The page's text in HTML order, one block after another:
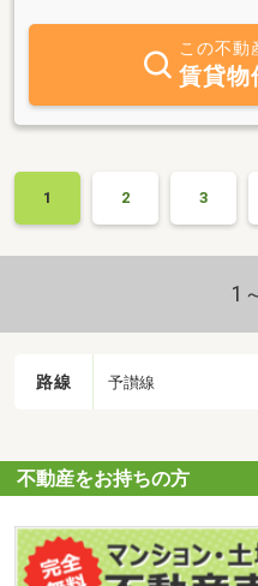
この不動
賃貸物
1 2 3
1
路線 予讃線
不動産をお持ちの方